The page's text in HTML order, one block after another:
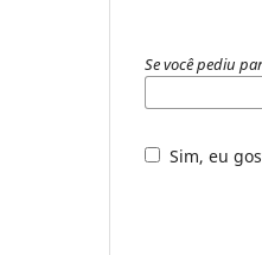
Se você pediu
Sim, eu